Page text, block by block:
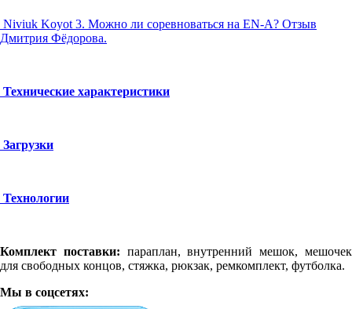
Niviuk Koyot 3. Можно ли соревноваться на EN-A? Отзыв
Дмитрия Фёдорова.
Технические характеристики
Загрузки
Технологии
Комплект поставки: параплан, внутренний мешок, мешочек
для свободных концов, стяжка, рюкзак, ремкомплект, футболка.
Мы в соцсетях: